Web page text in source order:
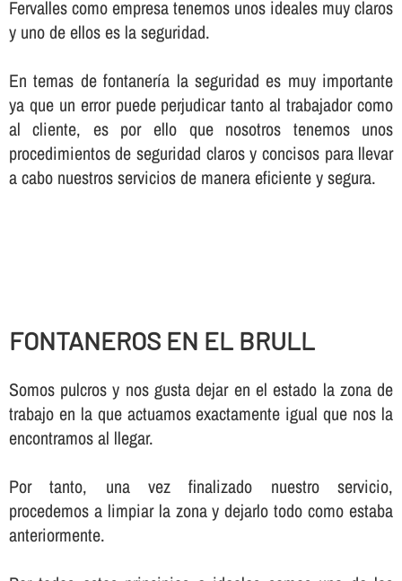
Fervalles como empresa tenemos unos ideales muy claros
y uno de ellos es la seguridad.
En temas de fontanerí­a la seguridad es muy importante
ya que un error puede perjudicar tanto al trabajador como
al cliente, es por ello que nosotros tenemos unos
procedimientos de seguridad claros y concisos para llevar
a cabo nuestros servicios de manera eficiente y segura.
FONTANEROS EN EL BRULL
Somos pulcros y nos gusta dejar en el estado la zona de
trabajo en la que actuamos exactamente igual que nos la
encontramos al llegar.
Por tanto, una vez finalizado nuestro servicio,
procedemos a limpiar la zona y dejarlo todo como estaba
anteriormente.